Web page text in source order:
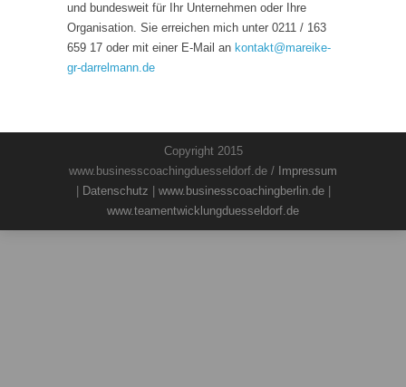
und bundesweit für Ihr Unternehmen oder Ihre
Organisation. Sie erreichen mich unter 0211 / 163
659 17 oder mit einer E-Mail an kontakt@mareike-
gr-darrelmann.de
Copyright 2015
www.businesscoachingduesseldorf.de / Impressum
Datenschutz www.businesscoachingberlin.de|
www.teamentwicklungduesseldorf.de